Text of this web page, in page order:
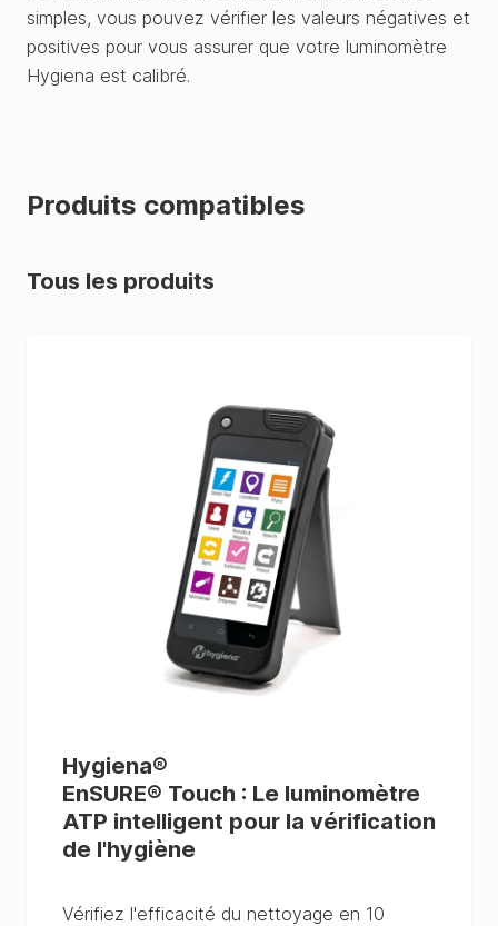
simples, vous pouvez vérifier les valeurs négatives et
positives pour vous assurer que votre luminomètre
Hygiena est calibré.
Produits compatibles
Tous les produits
Hygiena®
EnSURE® Touch : Le luminomètre
ATP intelligent pour la vérification
de l'hygiène
Vérifiez l'efficacité du nettoyage en 10